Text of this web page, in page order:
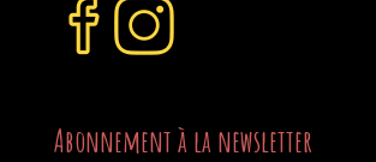
Abonnement à la newsletter